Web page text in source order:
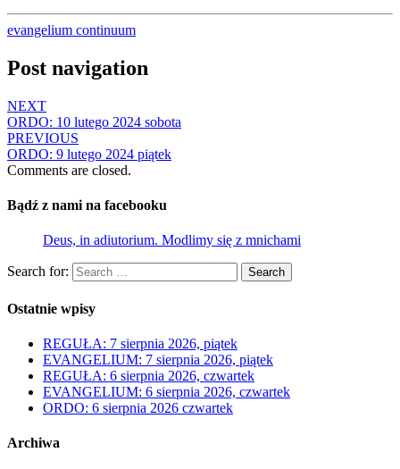
evangelium continuum
Post navigation
NEXT
ORDO: 10 lutego 2024 sobota
PREVIOUS
ORDO: 9 lutego 2024 piątek
Comments are closed.
Bądź z nami na facebooku
Deus, in adiutorium. Modlimy się z mnichami
Search for: Search
Ostatnie wpisy
REGUŁA: 7 sierpnia 2026, piątek
EVANGELIUM: 7 sierpnia 2026, piątek
REGUŁA: 6 sierpnia 2026, czwartek
EVANGELIUM: 6 sierpnia 2026, czwartek
ORDO: 6 sierpnia 2026 czwartek
Archiwa